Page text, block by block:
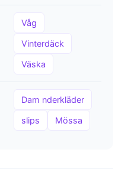
Våg
Vinterdäck
Väska
Dam nderkläder
slips Mössa